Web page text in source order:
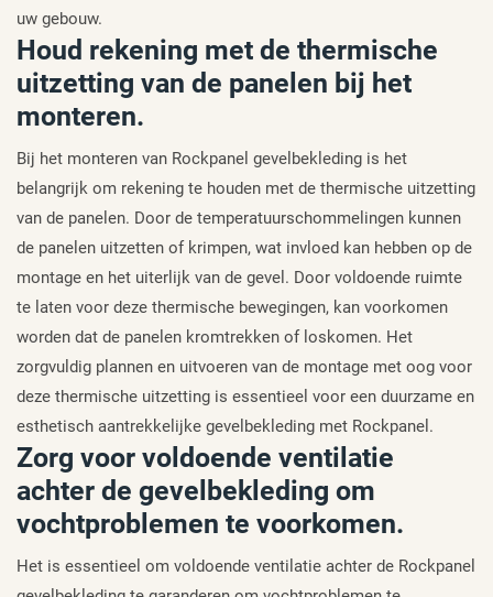
uw gebouw.
Houd rekening met de thermische
uitzetting van de panelen bij het
monteren.
Bij het monteren van Rockpanel gevelbekleding is het
belangrijk om rekening te houden met de thermische uitzetting
van de panelen. Door de temperatuurschommelingen kunnen
de panelen uitzetten of krimpen, wat invloed kan hebben op de
montage en het uiterlijk van de gevel. Door voldoende ruimte
te laten voor deze thermische bewegingen, kan voorkomen
worden dat de panelen kromtrekken of loskomen. Het
zorgvuldig plannen en uitvoeren van de montage met oog voor
deze thermische uitzetting is essentieel voor een duurzame en
esthetisch aantrekkelijke gevelbekleding met Rockpanel.
Zorg voor voldoende ventilatie
achter de gevelbekleding om
vochtproblemen te voorkomen.
Het is essentieel om voldoende ventilatie achter de Rockpanel